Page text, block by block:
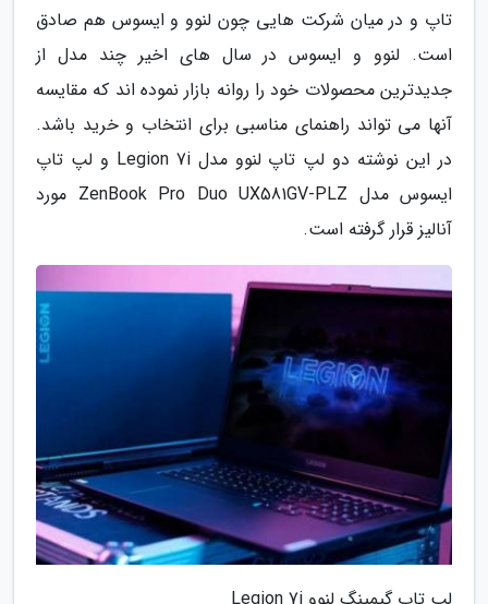
تاپ و در میان شرکت هایی چون لنوو و ایسوس هم صادق
است. لنوو و ایسوس در سال های اخیر چند مدل از
جدیدترین محصولات خود را روانه بازار نموده اند که مقایسه
آنها می تواند راهنمای مناسبی برای انتخاب و خرید باشد.
در این نوشته دو لپ تاپ لنوو مدل Legion 7i و لپ تاپ
ایسوس مدل ZenBook Pro Duo UX581GV-PLZ مورد
آنالیز قرار گرفته است.